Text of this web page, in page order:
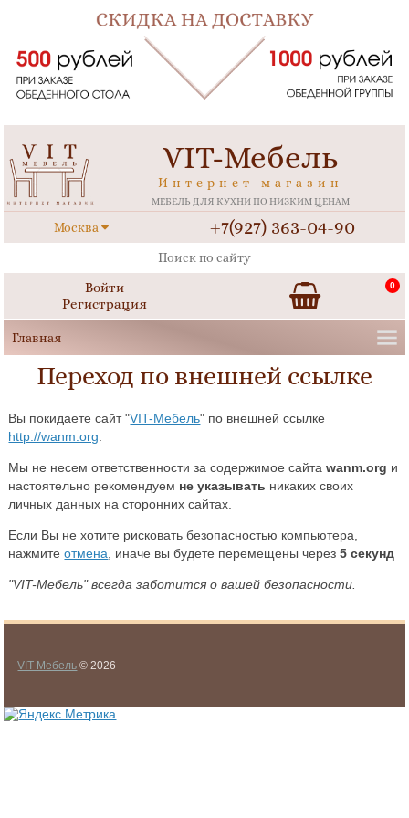
VIT-Мебель
Интернет магазин
МЕБЕЛЬ ДЛЯ КУХНИ ПО НИЗКИМ ЦЕНАМ
Москва +7(927) 363-04-90
Войти
Регистрация
0
Переход по внешней ссылке
Вы покидаете сайт "VIT-Мебель" по внешней ссылке
http://wanm.org
Мы не несем ответственности за содержимое сайтаwanm.org и
настоятельно рекомендуем не указывать никаких своих
личных данных на сторонних сайтах.
Если Вы не хотите рисковать безопасностью компьютера,
нажмитеотмена , иначе вы будете перемещены через5 секунд
"VIT-Мебель" всегда заботится о вашей безопасности.
VIT-Мебель © 2026